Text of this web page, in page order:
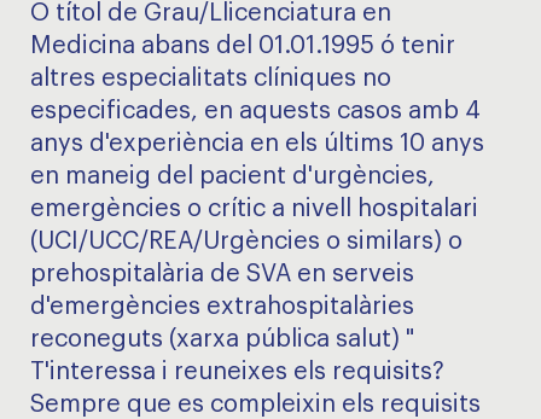
O títol de Grau/Llicenciatura en
Medicina abans del 01.01.1995 ó tenir
altres especialitats clíniques no
especificades, en aquests casos amb 4
anys d'experiència en els últims 10 anys
en maneig del pacient d'urgències,
emergències o crític a nivell hospitalari
(UCI/UCC/REA/Urgències o similars) o
prehospitalària de SVA en serveis
d'emergències extrahospitalàries
reconeguts (xarxa pública salut) "
T'interessa i reuneixes els requisits?
Sempre que es compleixin els requisits